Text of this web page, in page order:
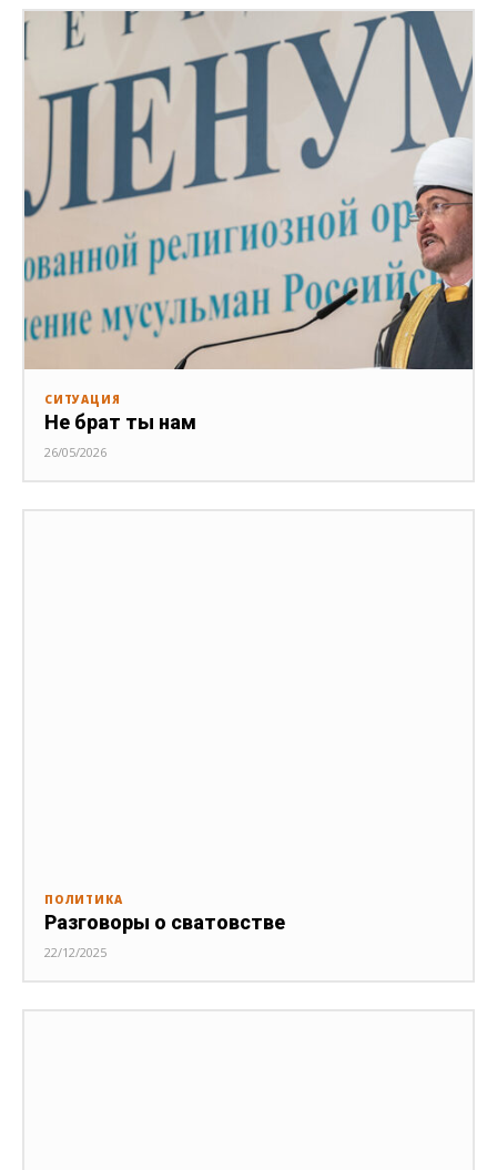
СИТУАЦИЯ
Не брат ты нам
26/05/2026
ПОЛИТИКА
Разговоры о сватовстве
22/12/2025